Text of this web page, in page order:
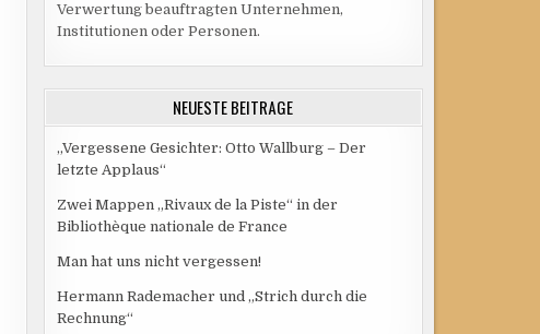
Verwertung beauftragten Unternehmen,
Institutionen oder Personen.
NEUESTE BEITRÄGE
„Vergessene Gesichter: Otto Wallburg – Der
letzte Applaus“
Zwei Mappen „Rivaux de la Piste“ in der
Bibliothèque nationale de France
Man hat uns nicht vergessen!
Hermann Rademacher und „Strich durch die
Rechnung“